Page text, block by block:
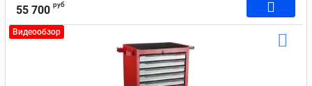
55 700 руб
Видеообзор